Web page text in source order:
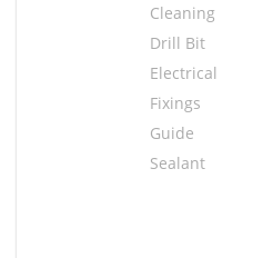
Cleaning
Drill Bit
Electrical
Fixings
Guide
Sealant